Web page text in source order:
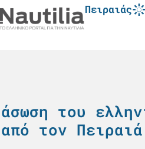
Πειραιάς
του
τον Πειραιά